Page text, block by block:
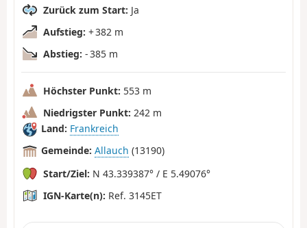
Zurück zum Start: Ja
Aufstieg: + 382 m
Abstieg: - 385 m
Höchster Punkt: 553 m
Niedrigster Punkt: 242 m
Land: Frankreich
Gemeinde: Allauch (13190)
Start/Ziel: N 43.339387° / E 5.49076°
IGN-Karte(n): Ref. 3145ET